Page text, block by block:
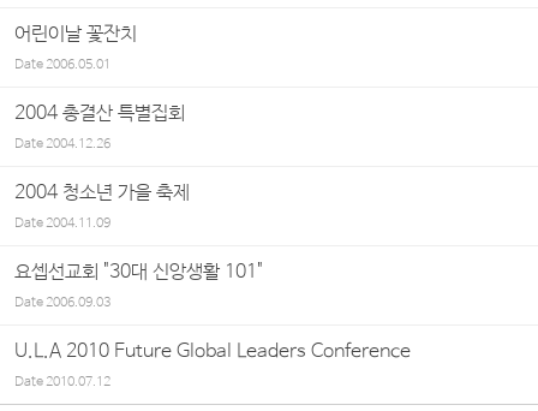
어린이날 꽃잔치
Date2006.05.01
2004 총결산 특별집회
Date2004.12.26
2004 청소년 가을 축제
Date2004.11.09
요셉선교회 "30대 신앙생활 101"
Date2006.09.03
U.L.A 2010 Future Global Leaders Conference
Date2010.07.12